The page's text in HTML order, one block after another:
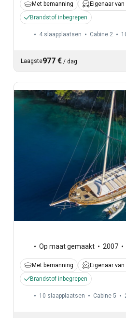
Met bemanning
Eigenaar
Brandstof inbegrepen
4 slaapplaatsen Cabine 2
Laagste977 € / dag
Op maat gemaakt 2007
Met bemanning
Eigenaar
Brandstof inbegrepen
10 slaapplaatsen Cabine 5